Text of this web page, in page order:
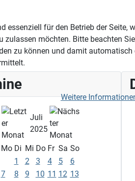
Juli
2025
Mo Di Mi Do Fr Sa So
1
2 3 4 5
6
7
8 9 10 11 12 13
essenziell für den Betrieb der
zulassen möchten. Bitte beachten
zu können und damit
Weitere